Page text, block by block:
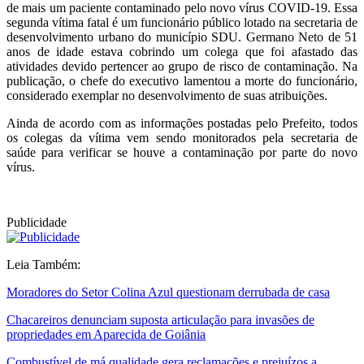
de mais um paciente contaminado pelo novo vírus COVID-19. Essa
segunda vítima fatal é um funcionário público lotado na secretaria de
desenvolvimento urbano do município SDU. Germano Neto de 51
anos de idade estava cobrindo um colega que foi afastado das
atividades devido pertencer ao grupo de risco de contaminação. Na
publicação, o chefe do executivo lamentou a morte do funcionário,
considerado exemplar no desenvolvimento de suas atribuições.
Ainda de acordo com as informações postadas pelo Prefeito, todos
os colegas da vítima vem sendo monitorados pela secretaria de
saúde para verificar se houve a contaminação por parte do novo
vírus.
Publicidade
Leia Também:
Moradores do Setor Colina Azul questionam derrubada de casa
Chacareiros denunciam suposta articulação para invasões de
propriedades em Aparecida de Goiânia